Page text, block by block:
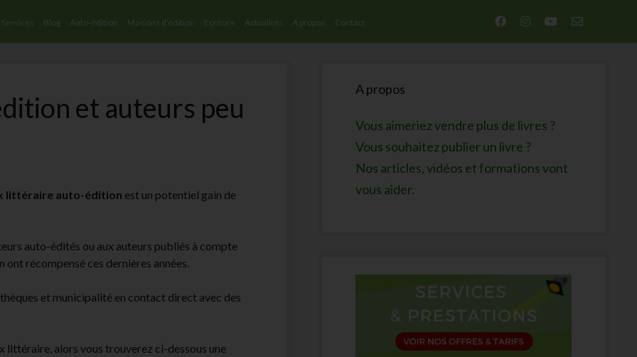
Services Blog Auto-édition Maisons d’édition Ecriture Actualités A propos Contact facebookinstagram
youtubeemail-
et auteurs peu
littéraire auto-édition est un potentiel gain de
auto-édités ou aux auteurs publiés à compte
récompensé ces dernières années.
et municipalité en contact direct avec des
littéraire, alors vous trouverez ci-dessous une
Sidebar
A propos
Vous aimeriez vendre plus de livres ?
Vous souhaitez publier un livre ?
Nos articles, vidéos et formations vont
vous aider.